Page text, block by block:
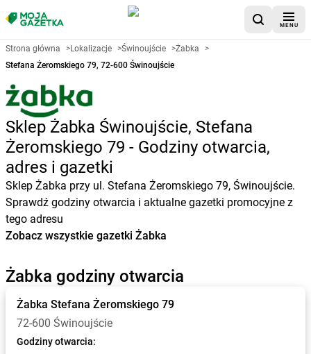
MENU
Strona główna >Lokalizacje >Świnoujście >Żabka
>
Stefana Żeromskiego 79, 72-600 Świnoujście
Sklep Żabka Świnoujście, Stefana
Żeromskiego 79 - Godziny otwarcia,
adres i gazetki
Sklep Żabka przy ul. Stefana Żeromskiego 79, Świnoujście.
Sprawdź godziny otwarcia i aktualne gazetki promocyjne z
tego adresu
Zobacz wszystkie gazetki Żabka
Żabka godziny otwarcia
Żabka Stefana Żeromskiego 79
72-600 Świnoujście
Godziny otwarcia: